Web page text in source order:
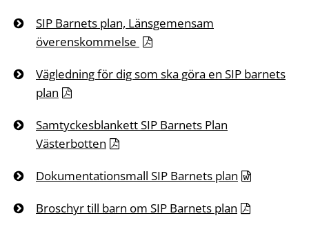
SIP Barnets plan, Länsgemensam
överenskommelse
Vägledning för dig som ska göra en SIP barnets
plan
Samtyckesblankett SIP Barnets Plan
Västerbotten
Dokumentationsmall SIP Barnets plan
Broschyr till barn om SIP Barnets plan